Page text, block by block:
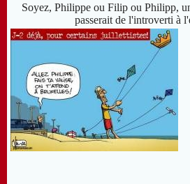
Soyez, Philippe ou Filip ou Philipp,
passerait de l'introverti à